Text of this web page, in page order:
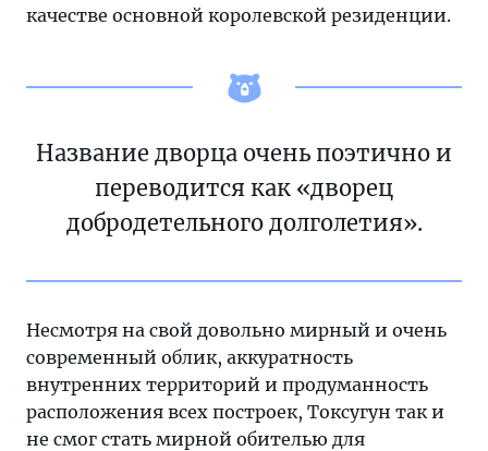
качестве основной королевской резиденции.
Название дворца очень поэтично и
переводится как «дворец
добродетельного долголетия».
Несмотря на свой довольно мирный и очень
современный облик, аккуратность
внутренних территорий и продуманность
расположения всех построек, Токсугун так и
не смог стать мирной обителью для